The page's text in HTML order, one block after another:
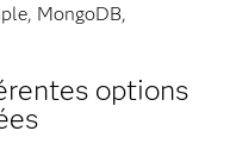
MongoDB,
options